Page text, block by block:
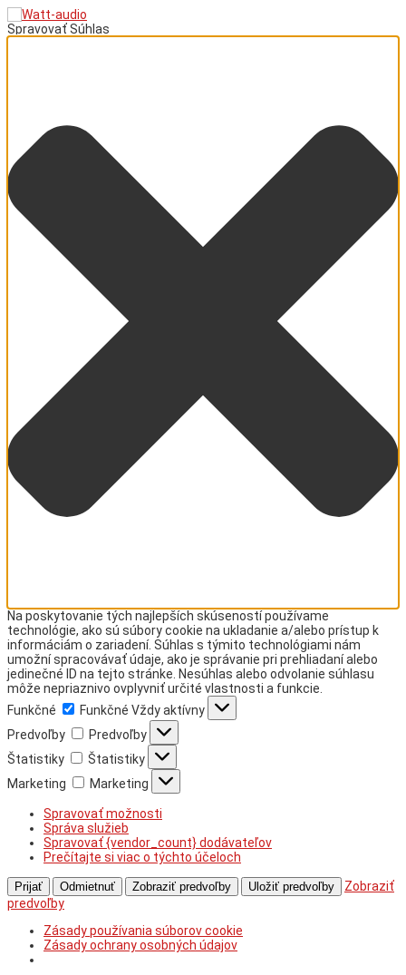
Spravovať Súhlas
Na poskytovanie tých najlepších skúseností používame
technológie, ako sú súbory cookie na ukladanie a/alebo prístup k
informáciám o zariadení. Súhlas s týmito technológiami nám
umožní spracovávať údaje, ako je správanie pri prehliadaní alebo
jedinečné ID na tejto stránke. Nesúhlas alebo odvolanie súhlasu
môže nepriaznivo ovplyvniť určité vlastnosti a funkcie.
Funkčné
Funkčné Vždy aktívny
Predvoľby
Predvoľby
Štatistiky
Štatistiky
Marketing
Marketing
Spravovať možnosti
Správa služieb
Spravovať {vendor_count} dodávateľov
Prečítajte si viac o týchto účeloch
Prijať Odmietnuť Zobraziť predvoľby Uložiť predvoľby
Zobraziť
predvoľby
Zásady používania súborov cookie
Zásady ochrany osobných údajov